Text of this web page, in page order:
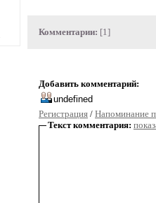
Комментарии: [1]
Добавить комментарий:
Регистрация / Напоминание
Текст комментария: